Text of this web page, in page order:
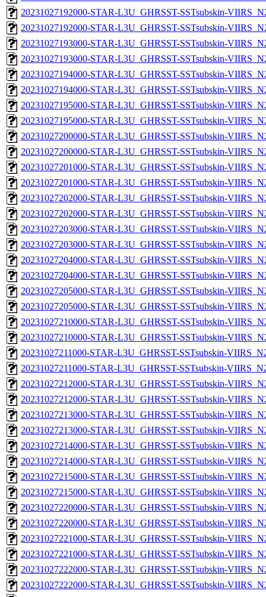
20231027192000-STAR-L3U_GHRSST-SSTsubskin-
20231027192000-STAR-L3U_GHRSST-SSTsubskin-
20231027193000-STAR-L3U_GHRSST-SSTsubskin-
20231027193000-STAR-L3U_GHRSST-SSTsubskin-
20231027194000-STAR-L3U_GHRSST-SSTsubskin-
20231027194000-STAR-L3U_GHRSST-SSTsubskin-
20231027195000-STAR-L3U_GHRSST-SSTsubskin-
20231027195000-STAR-L3U_GHRSST-SSTsubskin-
20231027200000-STAR-L3U_GHRSST-SSTsubskin-
20231027200000-STAR-L3U_GHRSST-SSTsubskin-
20231027201000-STAR-L3U_GHRSST-SSTsubskin-
20231027201000-STAR-L3U_GHRSST-SSTsubskin-
20231027202000-STAR-L3U_GHRSST-SSTsubskin-
20231027202000-STAR-L3U_GHRSST-SSTsubskin-
20231027203000-STAR-L3U_GHRSST-SSTsubskin-
20231027203000-STAR-L3U_GHRSST-SSTsubskin-
20231027204000-STAR-L3U_GHRSST-SSTsubskin-
20231027204000-STAR-L3U_GHRSST-SSTsubskin-
20231027205000-STAR-L3U_GHRSST-SSTsubskin-
20231027205000-STAR-L3U_GHRSST-SSTsubskin-
20231027210000-STAR-L3U_GHRSST-SSTsubskin-
20231027210000-STAR-L3U_GHRSST-SSTsubskin-
20231027211000-STAR-L3U_GHRSST-SSTsubskin-
20231027211000-STAR-L3U_GHRSST-SSTsubskin-
20231027212000-STAR-L3U_GHRSST-SSTsubskin-
20231027212000-STAR-L3U_GHRSST-SSTsubskin-
20231027213000-STAR-L3U_GHRSST-SSTsubskin-
20231027213000-STAR-L3U_GHRSST-SSTsubskin-
20231027214000-STAR-L3U_GHRSST-SSTsubskin-
20231027214000-STAR-L3U_GHRSST-SSTsubskin-
20231027215000-STAR-L3U_GHRSST-SSTsubskin-
20231027215000-STAR-L3U_GHRSST-SSTsubskin-
20231027220000-STAR-L3U_GHRSST-SSTsubskin-
20231027220000-STAR-L3U_GHRSST-SSTsubskin-
20231027221000-STAR-L3U_GHRSST-SSTsubskin-
20231027221000-STAR-L3U_GHRSST-SSTsubskin-
20231027222000-STAR-L3U_GHRSST-SSTsubskin-
20231027222000-STAR-L3U_GHRSST-SSTsubskin-